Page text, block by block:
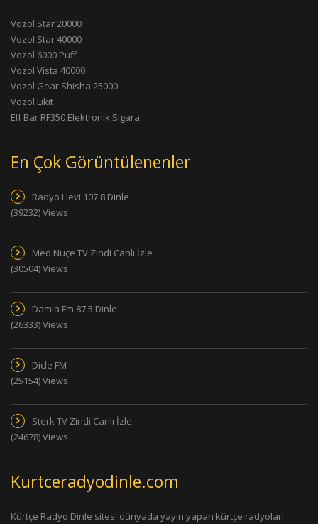
Vozol Star 20000
Vozol Star 40000
Vozol 6000 Puff
Vozol Vista 40000
Vozol Gear Shisha 25000
Vozol Likit
Elf Bar RF350 Elektronik Sigara
En Çok Görüntülenenler
Radyo Hevi 107.8 Dinle
(39232) Views
Med Nuçe TV Zindi Canlı İzle
(30504) Views
Damla Fm 87.5 Dinle
(26333) Views
Dicle FM
(25154) Views
Sterk TV Zindi Canlı İzle
(24678) Views
Kurtceradyodinle.com
Kürtçe Radyo Dinle sitesi dünyada yayın yapan kürtçe radyoları